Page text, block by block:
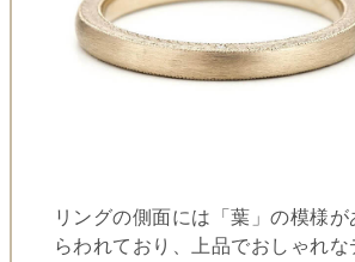
リングの側面には「葉」の模様が
らわれており、上品でおしゃれな